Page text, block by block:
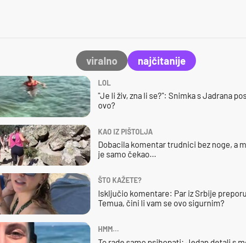
viralno najčitanije
LOL
"Je li živ, zna li se?": Snimka s Jadrana
ovo?
KAO IZ PIŠTOLJA
Dobacila komentar trudnici bez noge, a
je samo čekao…
ŠTO KAŽETE?
Isključio komentare: Par iz Srbije
Temua, čini li vam se ovo sigurnim?
HMM…